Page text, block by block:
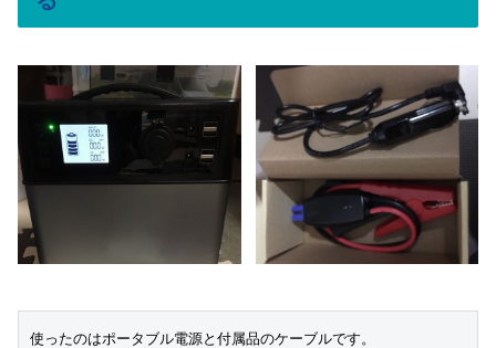
使ったのはポータブル電源と付属品のケーブルです。